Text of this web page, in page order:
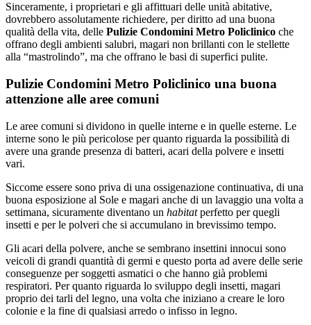
Sinceramente, i proprietari e gli affittuari delle unità abitative,
dovrebbero assolutamente richiedere, per diritto ad una buona
qualità della vita, delle Pulizie Condomini Metro Policlinico che
offrano degli ambienti salubri, magari non brillanti con le stellette
alla “mastrolindo”, ma che offrano le basi di superfici pulite.
Pulizie Condomini Metro Policlinico una buona
attenzione alle aree comuni
Le aree comuni si dividono in quelle interne e in quelle esterne. Le
interne sono le più pericolose per quanto riguarda la possibilità di
avere una grande presenza di batteri, acari della polvere e insetti
vari.
Siccome essere sono priva di una ossigenazione continuativa, di una
buona esposizione al Sole e magari anche di un lavaggio una volta a
settimana, sicuramente diventano un habitatperfetto per quegli
insetti e per le polveri che si accumulano in brevissimo tempo.
Gli acari della polvere, anche se sembrano insettini innocui sono
veicoli di grandi quantità di germi e questo porta ad avere delle serie
conseguenze per soggetti asmatici o che hanno già problemi
respiratori. Per quanto riguarda lo sviluppo degli insetti, magari
proprio dei tarli del legno, una volta che iniziano a creare le loro
colonie e la fine di qualsiasi arredo o infisso in legno.